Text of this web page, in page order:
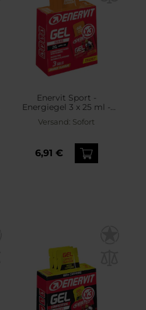
Enervit Sport -
Energiegel 3 x 25 ml -
Versand: Sofort
6,91 €